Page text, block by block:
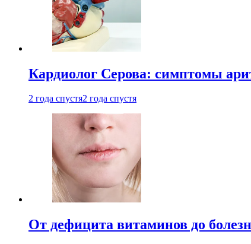
Кардиолог Серова: симптомы
2 года спустя2 года спустя
От дефицита витаминов до